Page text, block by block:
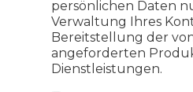
persönlichen Daten
Verwaltung Ihres
Bereitstellung der
angeforderten
Dienstleistungen.